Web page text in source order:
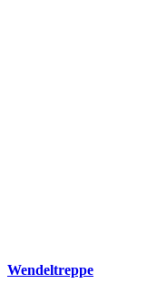
Wendeltreppe